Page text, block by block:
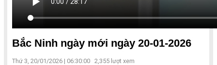
Bắc Ninh ngày mới ngày 20-01-2026
Thứ 3, 20/01/2026 | 06:30:00 2,355 lượt xem